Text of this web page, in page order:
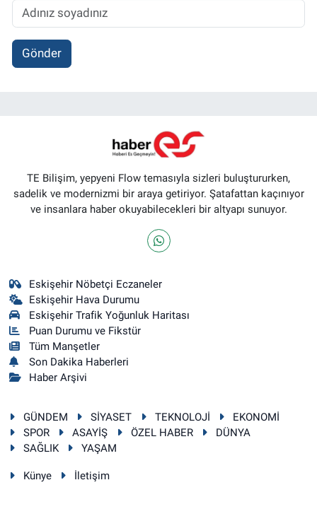
Gönder
TE Bilişim, yepyeni Flow temasıyla sizleri buluştururken,
sadelik ve modernizmi bir araya getiriyor. Şatafattan kaçınıyor
ve insanlara haber okuyabilecekleri bir altyapı sunuyor.
Eskişehir Nöbetçi Eczaneler
Eskişehir Hava Durumu
Eskişehir Trafik Yoğunluk Haritası
Puan Durumu ve Fikstür
Tüm Manşetler
Son Dakika Haberleri
Haber Arşivi
GÜNDEM SİYASET TEKNOLOJİ
EKONOMİ
SPOR
ASAYİŞ ÖZEL HABER
DÜNYA
SAĞLIK
YAŞAM
Künye İletişim